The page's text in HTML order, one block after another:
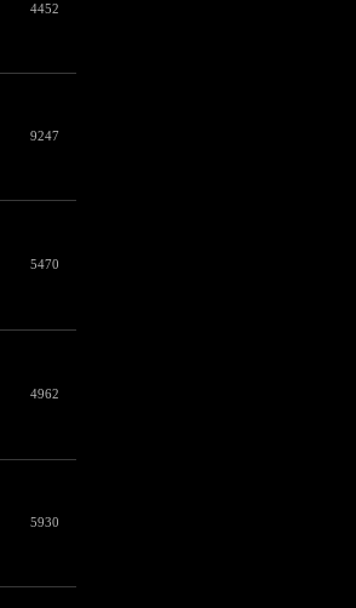
4452
9247
5470
4962
5930